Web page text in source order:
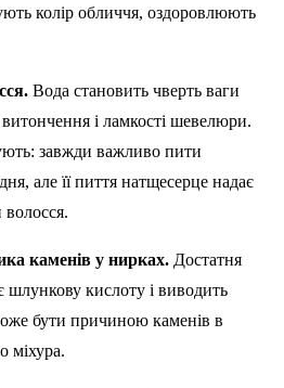
колір обличчя, оздоровлюють
Вода становить чверть ваги
витончення і ламкості шевелюри.
завжди важливо пити
але її пиття натщесерце надає
каменів у нирках. Достатня
шлункову кислоту і виводить
бути причиною каменів в
міхура.